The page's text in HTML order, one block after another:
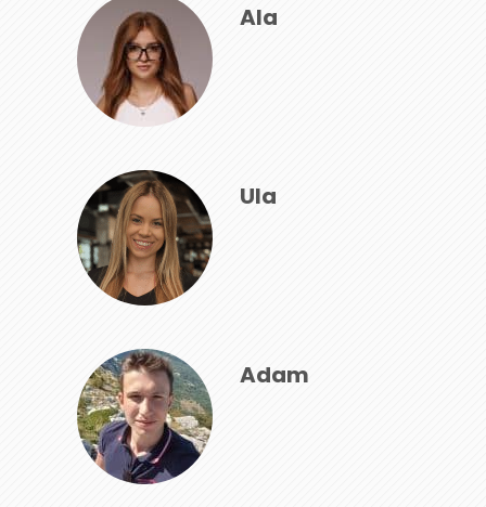
Ala
Ula
Adam